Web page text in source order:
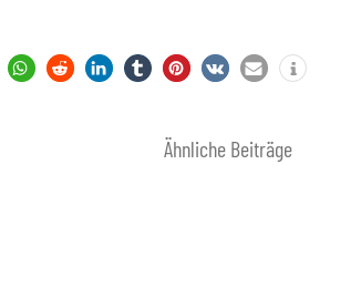
Ähnliche Beiträge